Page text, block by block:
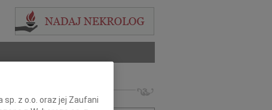
lub numer ogłoszenia:
z o.o. oraz jej Zaufani